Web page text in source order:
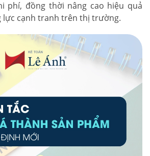
phí, đồng thời nâng cao hiệu quả
lực cạnh tranh trên thị trường.